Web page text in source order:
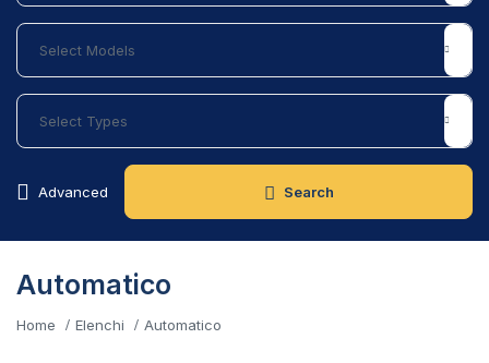
Advanced Search
Automatico
Home Elenchi Automatico